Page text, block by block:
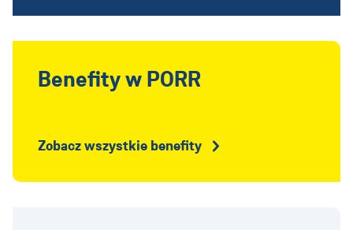
Benefity w PORR
Zobacz wszystkie benefity